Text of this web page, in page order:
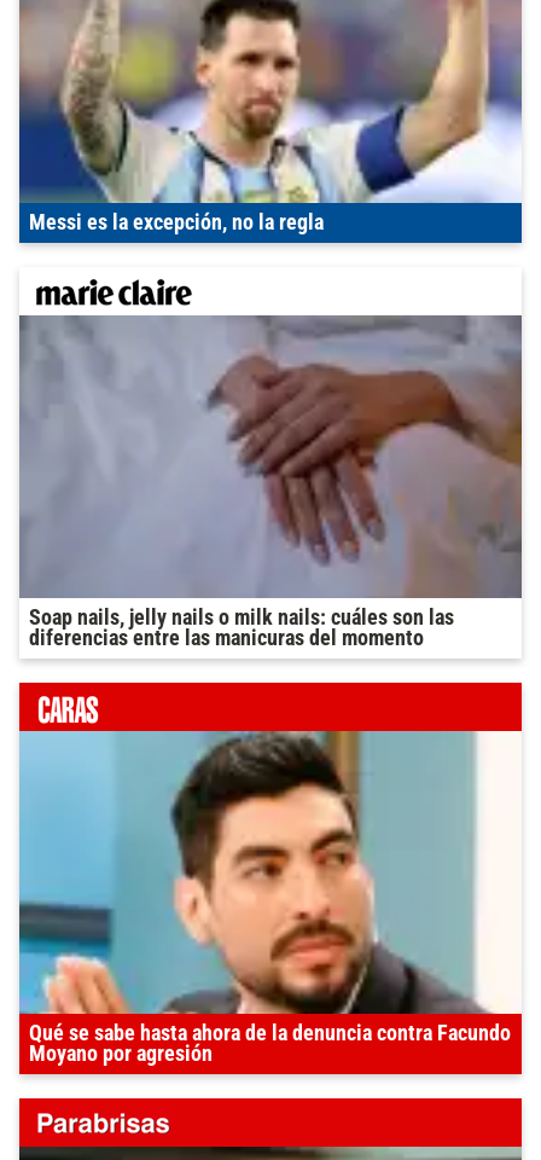
Messi es la excepción, no la regla
Soap nails, jelly nails o milk nails: cuáles son las
diferencias entre las manicuras del momento
Qué se sabe hasta ahora de la denuncia contra Facundo
Moyano por agresión